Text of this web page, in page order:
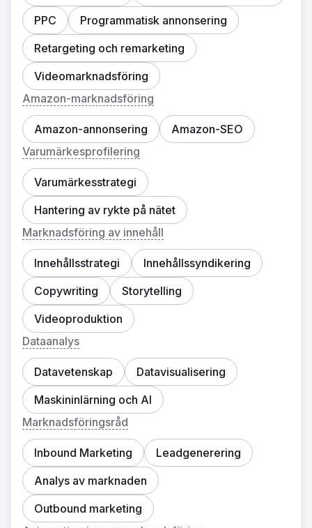
PPC
Programmatisk annonsering
Retargeting och remarketing
Videomarknadsföring
Amazon-marknadsföring
Amazon-annonsering
Amazon-SEO
Varumärkesprofilering
Varumärkesstrategi
Hantering av rykte på nätet
Marknadsföring av innehåll
Innehållsstrategi
Innehållssyndikering
Copywriting
Storytelling
Videoproduktion
Dataanalys
Datavetenskap
Datavisualisering
Maskininlärning och AI
Marknadsföringsråd
Inbound Marketing
Leadgenerering
Analys av marknaden
Outbound marketing